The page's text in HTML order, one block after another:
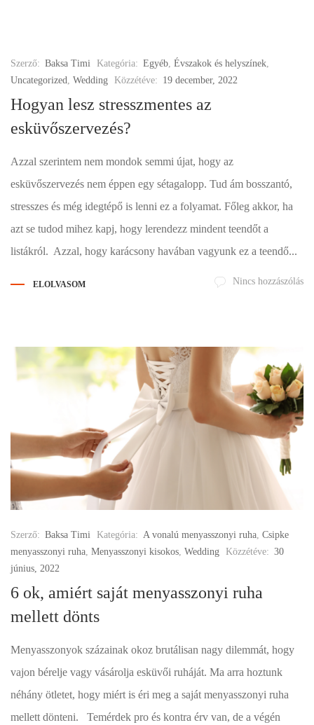
Szerző: Baksa Timi Kategória: Egyéb, Évszakok és helyszínek,
Uncategorized, Wedding Közzétéve: 19 december, 2022
Hogyan lesz stresszmentes az
esküvőszervezés?
Azzal szerintem nem mondok semmi újat, hogy az
esküvőszervezés nem éppen egy sétagalopp. Tud ám bosszantó,
stresszes és még idegtépő is lenni ez a folyamat. Főleg akkor, ha
azt se tudod mihez kapj, hogy lerendezz mindent teendőt a
listákról. Azzal, hogy karácsony havában vagyunk ez a teendő...
ELOLVASOM Nincs hozzászólás
Szerző: Baksa Timi Kategória: A vonalú menyasszonyi ruha Csipke
menyasszonyi ruha Menyasszonyi kisokos Wedding Közzétéve: 30
június, 2022
6 ok, amiért saját menyasszonyi ruha
mellett dönts
Menyasszonyok százainak okoz brutálisan nagy dilemmát, hogy
vajon bérelje vagy vásárolja esküvői ruháját. Ma arra hoztunk
néhány ötletet, hogy miért is éri meg a saját menyasszonyi ruha
mellett dönteni. Temérdek pro és kontra érv van, de a végén